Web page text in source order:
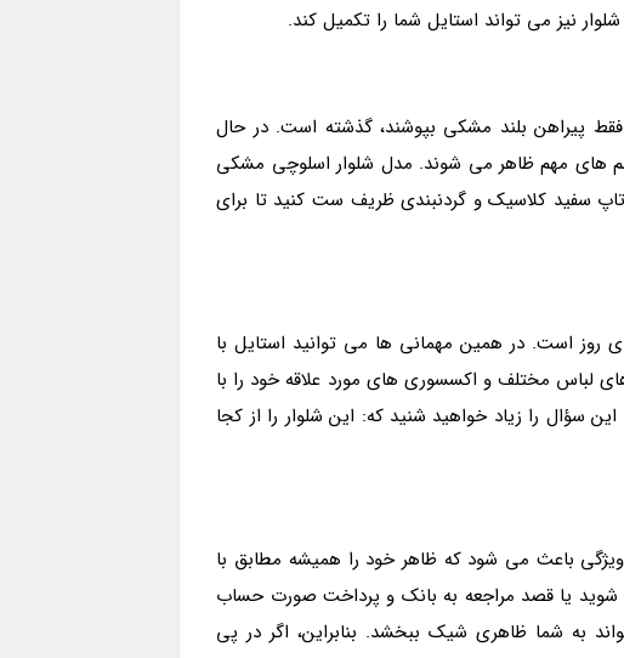
نیز می تواند استایل شما را تکمیل کند.
پیراهن بلند مشکی بپوشند، گذشته است. در حال
های مهم ظاهر می شوند. مدل شلوار اسلوچی مشکی
سفید کلاسیک و گردنبندی ظریف ست کنید تا برای
روز است. در همین مهمانی ها می توانید استایل با
لباس مختلف و اکسسوری های مورد علاقه خود را با
سؤال را زیاد خواهید شنید که: این شلوار را از کجا
باعث می شود که ظاهر خود را همیشه مطابق با
شوید یا قصد مراجعه به بانک و پرداخت صورت حساب
به شما ظاهری شیک ببخشد. بنابراین، اگر در پی